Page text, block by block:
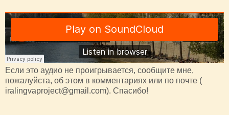
Если это аудио не проигрывается, сообщите мне,
пожалуйста, об этом в комментариях или по почте (
iralingvaproject@gmail.com). Спасибо!